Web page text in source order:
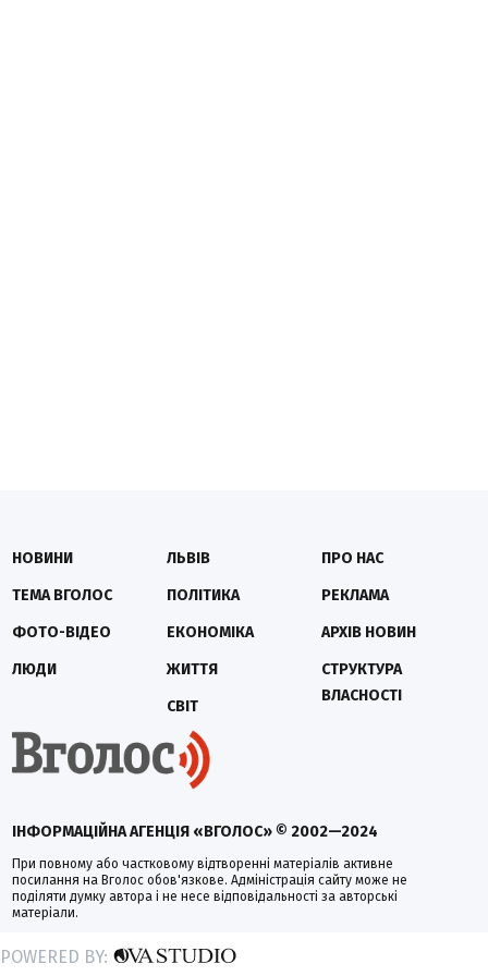
ІНФОРМАЦІЙНА АГЕНЦІЯ «ВГОЛОС» © 2002—2024
При повному або частковому відтворенні матеріалів активне
посилання на Вголос обов'язкове. Адміністрація сайту може не
поділяти думку автора і не несе відповідальності за авторські
матеріали.
НОВИНИ
ТЕМА ВГОЛОС
ФОТО-ВІДЕО
ЛЮДИ
ЛЬВІВ
ПОЛІТИКА
ЕКОНОМІКА
ЖИТТЯ
СВІТ
ПРО НАС
РЕКЛАМА
АРХІВ НОВИН
СТРУКТУРА
ВЛАСНОСТІ
POWERED BY: